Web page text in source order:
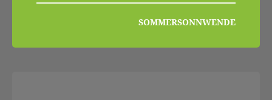
SOMMERSONNWENDE